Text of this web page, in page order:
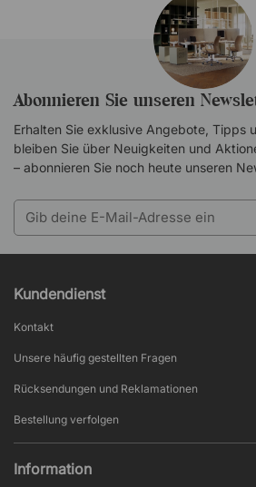
Abonnieren Sie unseren
Erhalten Sie exklusive Angebote, Tipps
bleiben Sie über Neuigkeiten und
– abonnieren Sie noch heute unseren
Kundendienst
Kontakt
Unsere häufig gestellten Fragen
Rücksendungen und Reklamationen
Bestellung verfolgen
Information